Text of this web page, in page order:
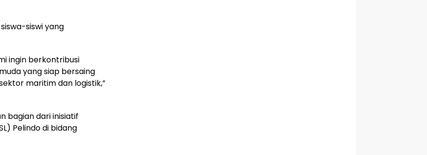
siswi yang
ingin berkontribusi
yang siap bersaing
maritim dan logistik,”
bagian dari inisiatif
Pelindo di bidang